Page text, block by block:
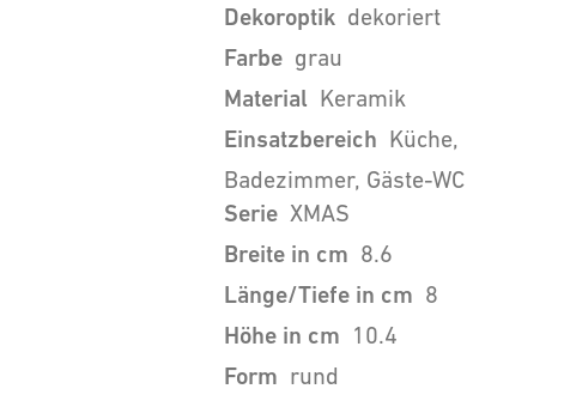
Dekoroptik dekoriert
Farbe grau
Material Keramik
Einsatzbereich Küche,
Badezimmer, Gäste-WC
Serie XMAS
Breite in cm 8.6
Länge/Tiefe in cm 8
Höhe in cm 10.4
Form rund